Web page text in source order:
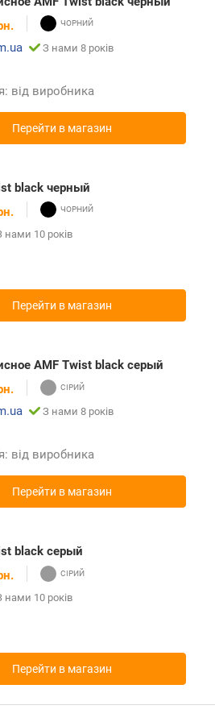
З нами 8 років
від виробника
Перейти в магазин
black черный
нами 10 років
Перейти в магазин
AMF Twist black серый
З нами 8 років
від виробника
Перейти в магазин
black серый
нами 10 років
Перейти в магазин